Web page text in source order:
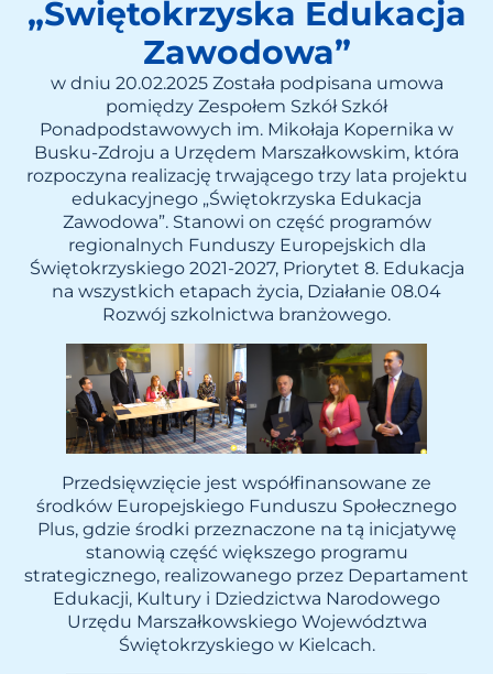
„Świętokrzyska Edukacja
Zawodowa”
w dniu 20.02.2025 Została podpisana umowa
pomiędzy Zespołem Szkół Szkół
Ponadpodstawowych im. Mikołaja Kopernika w
Busku-Zdroju a Urzędem Marszałkowskim, która
rozpoczyna realizację trwającego trzy lata projektu
edukacyjnego „Świętokrzyska Edukacja
Zawodowa”. Stanowi on część programów
regionalnych Funduszy Europejskich dla
Świętokrzyskiego 2021-2027, Priorytet 8. Edukacja
na wszystkich etapach życia, Działanie 08.04
Rozwój szkolnictwa branżowego.
Przedsięwzięcie jest współfinansowane ze
środków Europejskiego Funduszu Społecznego
Plus, gdzie środki przeznaczone na tą inicjatywę
stanowią część większego programu
strategicznego, realizowanego przez Departament
Edukacji, Kultury i Dziedzictwa Narodowego
Urzędu Marszałkowskiego Województwa
Świętokrzyskiego w Kielcach.